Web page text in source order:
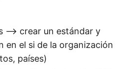
—> crear un estándar y
en el si de la organización
países)